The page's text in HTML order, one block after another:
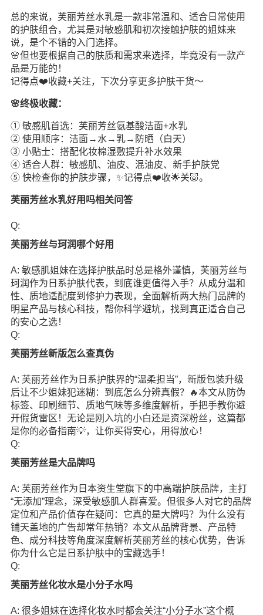
总的来说，芙丽芳丝水乳是一款非常温和、适合日常使用
的护肤组合，尤其是对敏感肌和初次接触护肤的姐妹来
说，是个不错的入门选择。
🌸但也要根据自己的肤质和需求来选择，毕竟没有一款产
品是万能的！
记得点❤️收藏+关注，下次分享更多护肤干货～
🌸终极收藏：
① 敏感肌首选：芙丽芳丝氨基酸洁面+水乳
② 使用顺序：洁面→水→乳→防晒（白天）
③ 小贴士：搭配化妆棉湿敷提升补水效果
④ 适合人群：敏感肌、油皮、混油皮、新手护肤党
⑤ 快检查你的护肤步骤，✨记得点❤️收🌟关🐷。
芙丽芳丝水乳好用吗相关问答
Q:
芙丽芳丝与珂润哪个好用
A: 敏感肌姐妹在选择护肤品时总是格外谨慎，芙丽芳丝与
珂润作为日系护肤代表，到底谁更值得入手？从成分温和
性、质地适配度到修护力表现，全面解析两大热门品牌的
明星产品与核心科技，帮你科学避坑，找到真正适合自己
的安心之选！
Q:
芙丽芳丝新版怎么查真伪
A: 芙丽芳丝作为日系护肤界的“温柔担当”，新版包装升级
后让不少姐妹犯迷糊：到底怎么分辨真假？🔥本文从防伪
标签、印刷细节、质地气味等多维度解析，手把手教你避
开假货雷区！无论是刚入坑的小白还是资深粉丝，这篇都
是你的必备指南💡，让你买得安心，用得放心！
Q:
芙丽芳丝是大品牌吗
A: 芙丽芳丝作为日本资生堂旗下的中高端护肤品牌，主打
“无添加”理念，深受敏感肌人群喜爱。但很多人对它的品牌
定位和产品价值存在疑问：它真的是大牌吗？为什么没有
铺天盖地的广告却常年热销？本文从品牌背景、产品特
色、成分科技等角度深度解析芙丽芳丝的核心优势，告诉
你为什么它是日系护肤中的宝藏选手！
Q:
芙丽芳丝化妆水是小分子水吗
A: 很多姐妹在选择化妆水时都会关注“小分子水”这个概